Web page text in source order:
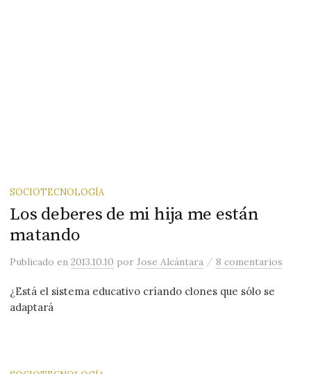
SOCIOTECNOLOGÍA
Los deberes de mi hija me están
matando
Publicadoen2013.10.10 porJose Alcántara /8 comentarios
¿Está el sistema educativo críando clones que sólo se
adaptará